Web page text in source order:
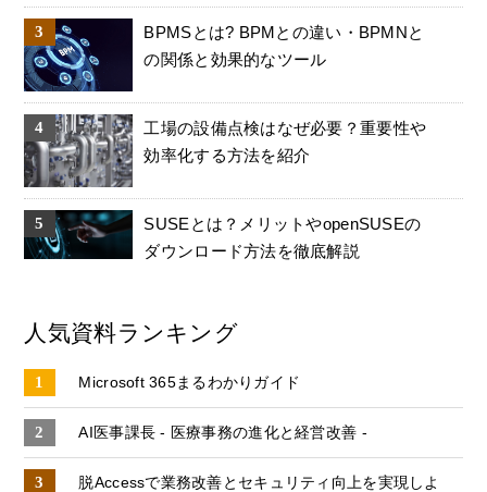
BPMSとは? BPMとの違い・BPMNと
の関係と効果的なツール
工場の設備点検はなぜ必要？重要性や
効率化する方法を紹介
SUSEとは？メリットやopenSUSEの
ダウンロード方法を徹底解説
人気資料ランキング
Microsoft 365まるわかりガイド
AI医事課長 - 医療事務の進化と経営改善 -
脱Accessで業務改善とセキュリティ向上を実現しよ